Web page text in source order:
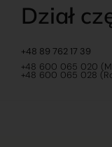
Dział
+48 89 762 17 39
+48 600 065 020
+48 600 065 028